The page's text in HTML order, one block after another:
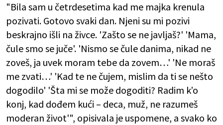
"Bila sam u četrdesetima kad me majka krenula
pozivati. Gotovo svaki dan. Njeni su mi pozivi
beskrajno išli na živce. 'Zašto se ne javljaš?' 'Mama,
čule smo se juče'. 'Nismo se čule danima, nikad ne
zoveš, ja uvek moram tebe da zovem…' 'Ne moraš
me zvati…' 'Kad te ne čujem, mislim da ti se nešto
dogodilo' 'Šta mi se može dogoditi? Radim k’o
konj, kad dođem kući – deca, muž, ne razumeš
moderan život'", opisivala je uspomene, a svako ko